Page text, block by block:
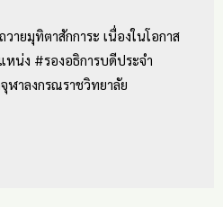
ายมุทิตาสักการะ เนื่องในโอกาส
หน่ง #รองอธิการบดีประจำ
ฬาลงกรณราชวิทยาลัย